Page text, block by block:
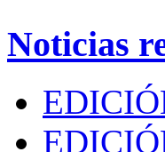
Noticias